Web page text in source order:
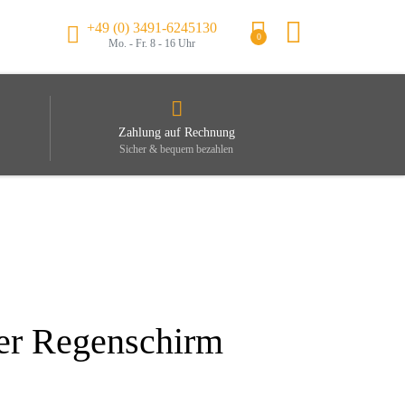
+49 (0) 3491-6245130
Mo. - Fr. 8 - 16 Uhr
0
Zahlung auf Rechnung
Sicher & bequem bezahlen
Regenschirm